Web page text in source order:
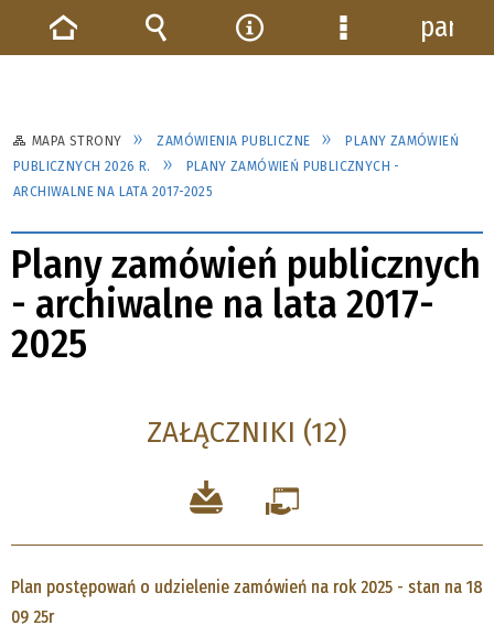
MAPA STRONY ZAMÓWIENIA PUBLICZNE
PLANY ZAMÓWIEŃ
PUBLICZNYCH 2026 R.
PLANY ZAMÓWIEŃ PUBLICZNYCH -
ARCHIWALNE NA LATA 2017-2025
Plany zamówień publicznych
- archiwalne na lata 2017-
2025
ZAŁĄCZNIKI (12)
Plan postępowań o udzielenie zamówień na rok 2025 - stan na 18
09 25r
Strona Wyszukiwarka
NarzędziaMenu
panel